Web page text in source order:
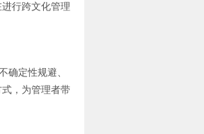
行跨文化管理
定性规避、
，为管理者带